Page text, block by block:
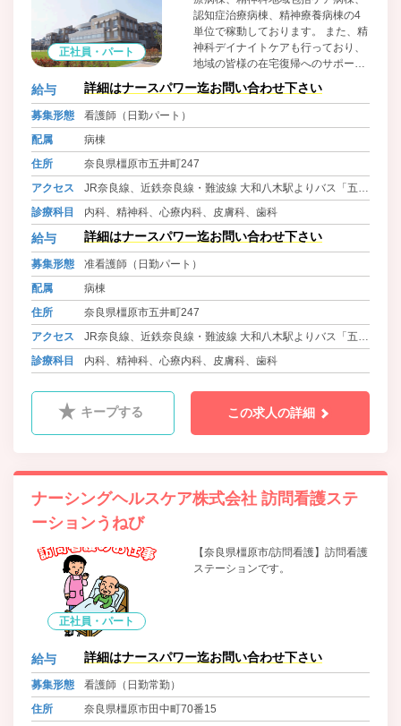
正社員・パート
認知症治療病棟、精神療養病棟の4
単位で稼動しております。 また、精
神科デイナイトケアも行っており、
地域の皆様の在宅復帰へのサポート
にも力を注いでおります。
給与 詳細はナースパワー迄お問い合わせ下さい
募集形態
看護師（日勤パート）
配属
病棟
住所
奈良県橿原市五井町247
アクセス
JR奈良線、近鉄奈良線・難波線 大和八木駅よりバス「五
井」下車 徒歩5分
ＪＲ桜井線・万葉まほろば線 金橋駅 徒歩20分
診療科目 内科、精神科、心療内科、皮膚科、歯科
給与 詳細はナースパワー迄お問い合わせ下さい
募集形態
准看護師（日勤パート）
配属
病棟
住所
奈良県橿原市五井町247
アクセス
JR奈良線、近鉄奈良線・難波線 大和八木駅よりバス「五
井」下車 徒歩5分
診療科目 内科、精神科、心療内科、皮膚科、歯科
キープする この求人の詳細
ナーシングヘルスケア株式会社 訪問看護ステ
ーションうねび
正社員・パート
【奈良県橿原市/訪問看護】訪問看護
ステーションです。
給与 詳細はナースパワー迄お問い合わせ下さい
募集形態
看護師（日勤常勤）
住所
奈良県橿原市田中町70番15